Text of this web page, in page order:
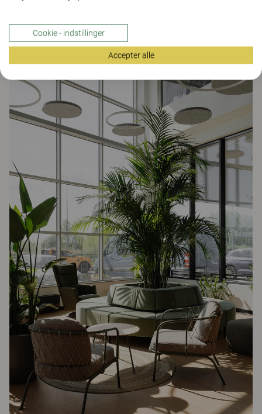
Den eleganteYarn-lænestol med en ryg af håndflettet hampereb
kombinerer komfort og holdbarhed og er helt i tråd med det biofile
koncept, der styrer indretningen.
Cookie - indstillinger
Accepter alle